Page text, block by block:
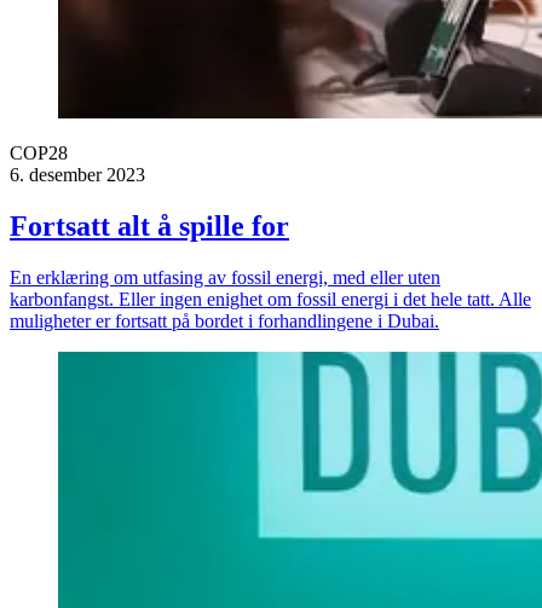
COP28
6. desember 2023
Fortsatt alt å spille for
En erklæring om utfasing av fossil energi, med eller uten
karbonfangst. Eller ingen enighet om fossil energi i det hele tatt. Alle
muligheter er fortsatt på bordet i forhandlingene i Dubai.